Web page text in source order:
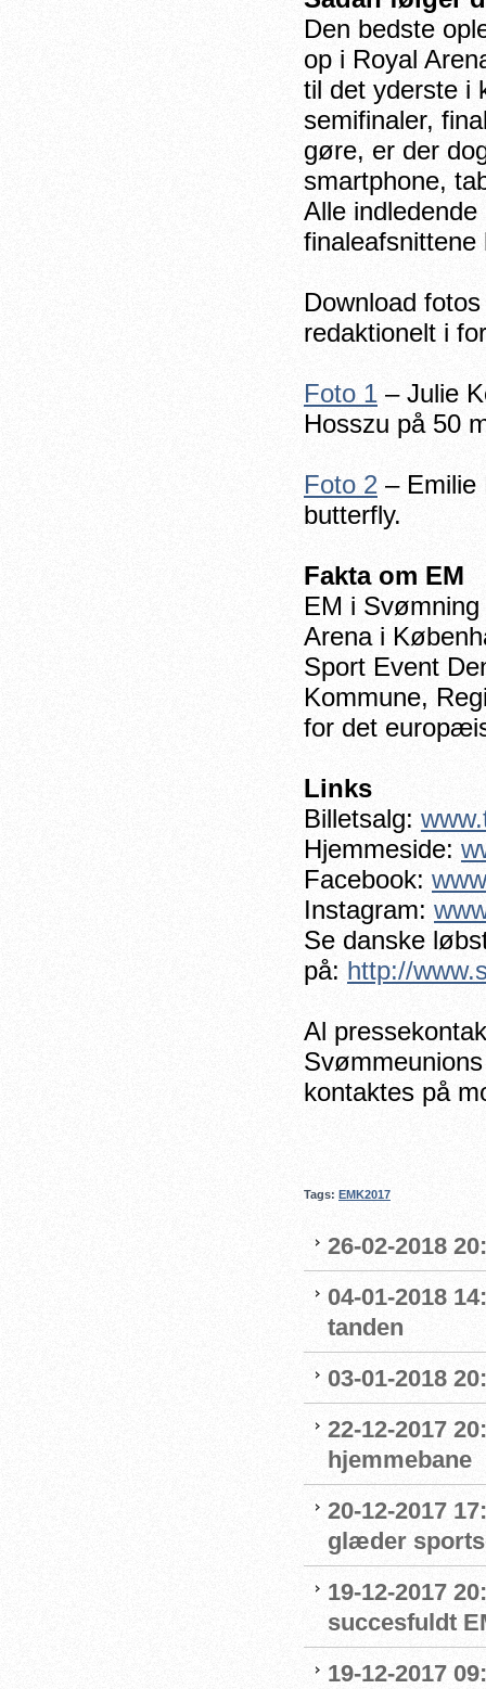
Den bedste
op i Royal
til det yderste i
semifinaler,
gøre, er der
smartphone,
Alle
Download
redaktionelt i
Foto 1 – Julie
Hosszu på 50
Foto 2 – Emilie
butterfly.
Fakta om EM
EM i
Arena i
Sport Event
Kommune,
for det
Links
Billetsalg:
Hjemmeside:
Facebook:
Instagram:
Se danske
på: http://
Al
kontaktes på
Tags: EMK2017
26-02-2018
04-01-2018
tanden
03-01-2018
22-12-2017
hjemmebane
20-12-2017
glæder
19-12-2017
succesfuldt
19-12-2017